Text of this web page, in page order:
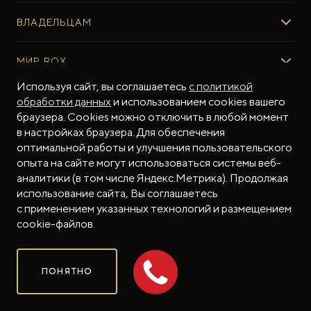
ROX ADAMAS
Совершенно новый флагманский внедорожник
от 9 300 000 ₽*
Авто в наличии
Тест-драйв
Специальные предложения
ФИНАНСЫ И УСЛУГИ
Финансовые программы
Рассчитать кредит
Трейд-ин
Калькулятор трейд-ин
Страхование
ВЛАДЕЛЬЦАМ
Регламент ТО
Программное обеспечение
ПОДДЕРЖКА
Гарантия производителя
Контракт гарантийной поддержки
Помощь на дорогах
Руководства по эксплуатации
Магазин приложений ROX
МИР ROX
О БРЕНДЕ
Бренд ROX
Дизайн Pininfarina
СМИ о нас
Истории владельцев
Часто задаваемые вопросы
СОТРУДНИЧЕСТВО
МЫ В СОЦСЕТЯХ
© 2026
Сделано в ПЕРКС
Используя сайт, вы соглашаетесь с политикой
обработки данныхи использованием cookies вашего
браузера. Cookies можно отключить в любой момент
в настройках браузера. Для обеспечения
оптимальной работы и улучшения пользовательского
опыта на сайте могут использоваться системы веб-
аналитики (в том числе Яндекс.Метрика). Продолжая
использование сайта, Вы соглашаетесь
с применением указанных технологий и размещением
cookie-файлов.
ПОНЯТНО